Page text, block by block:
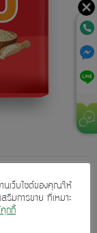
นเว็บไซต์ของคุณให้
ริมการขาย ที่เหมาะ
คุกกี้